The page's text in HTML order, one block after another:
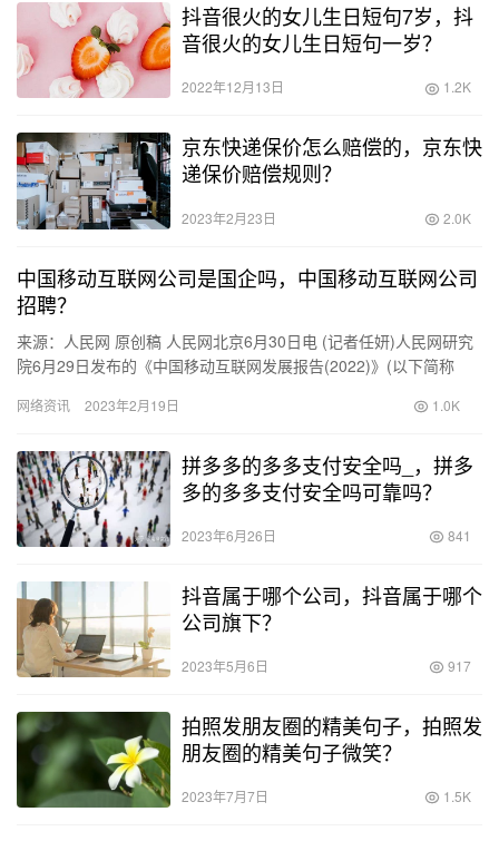
抖音很火的女儿生日短句7岁，抖
音很火的女儿生日短句一岁？
2022年12月13日 1.2K
京东快递保价怎么赔偿的，京东快
递保价赔偿规则？
2023年2月23日 2.0K
中国移动互联网公司是国企吗，中国移动互联网公司
招聘？
来源：人民网 原创稿 人民网北京6月30日电 (记者任妍)人民网研究
院6月29日发布的《中国移动互联网发展报告(2022)》(以下简称
网络资讯 2023年2月19日 1.0K
拼多多的多多支付安全吗_，拼多
多的多多支付安全吗可靠吗？
2023年6月26日 841
抖音属于哪个公司，抖音属于哪个
公司旗下？
2023年5月6日 917
拍照发朋友圈的精美句子，拍照发
朋友圈的精美句子微笑？
2023年7月7日 1.5K